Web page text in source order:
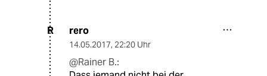
R rero
14.05.2017, 22:20 Uhr
@Rainer B.: